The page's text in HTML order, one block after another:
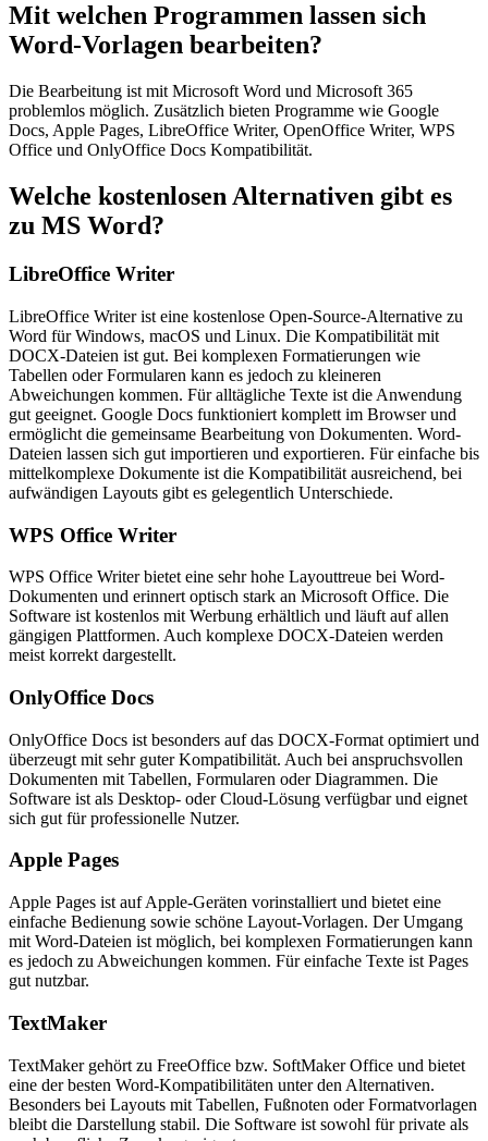
Mit welchen Programmen lassen sich
Word-Vorlagen bearbeiten?
Die Bearbeitung ist mit Microsoft Word und Microsoft 365
problemlos möglich. Zusätzlich bieten Programme wie Google
Docs, Apple Pages, LibreOffice Writer, OpenOffice Writer, WPS
Office und OnlyOffice Docs Kompatibilität.
Welche kostenlosen Alternativen gibt es
zu MS Word?
LibreOffice Writer
LibreOffice Writer ist eine kostenlose Open-Source-Alternative zu
Word für Windows, macOS und Linux. Die Kompatibilität mit
DOCX-Dateien ist gut. Bei komplexen Formatierungen wie
Tabellen oder Formularen kann es jedoch zu kleineren
Abweichungen kommen. Für alltägliche Texte ist die Anwendung
gut geeignet. Google Docs funktioniert komplett im Browser und
ermöglicht die gemeinsame Bearbeitung von Dokumenten. Word-
Dateien lassen sich gut importieren und exportieren. Für einfache bis
mittelkomplexe Dokumente ist die Kompatibilität ausreichend, bei
aufwändigen Layouts gibt es gelegentlich Unterschiede.
WPS Office Writer
WPS Office Writer bietet eine sehr hohe Layouttreue bei Word-
Dokumenten und erinnert optisch stark an Microsoft Office. Die
Software ist kostenlos mit Werbung erhältlich und läuft auf allen
gängigen Plattformen. Auch komplexe DOCX-Dateien werden
meist korrekt dargestellt.
OnlyOffice Docs
OnlyOffice Docs ist besonders auf das DOCX-Format optimiert und
überzeugt mit sehr guter Kompatibilität. Auch bei anspruchsvollen
Dokumenten mit Tabellen, Formularen oder Diagrammen. Die
Software ist als Desktop- oder Cloud-Lösung verfügbar und eignet
sich gut für professionelle Nutzer.
Apple Pages
Apple Pages ist auf Apple-Geräten vorinstalliert und bietet eine
einfache Bedienung sowie schöne Layout-Vorlagen. Der Umgang
mit Word-Dateien ist möglich, bei komplexen Formatierungen kann
es jedoch zu Abweichungen kommen. Für einfache Texte ist Pages
gut nutzbar.
TextMaker
TextMaker gehört zu FreeOffice bzw. SoftMaker Office und bietet
eine der besten Word-Kompatibilitäten unter den Alternativen.
Besonders bei Layouts mit Tabellen, Fußnoten oder Formatvorlagen
bleibt die Darstellung stabil. Die Software ist sowohl für private als